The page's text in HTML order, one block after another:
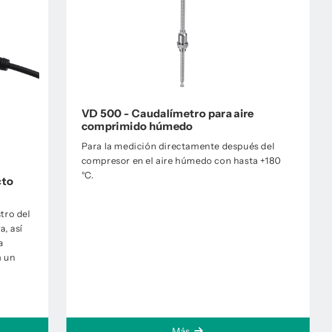
del
así
un
VD 500 - Caudalímetro para aire
comprimido húmedo
Para la medición directamente después del
compresor en el aire húmedo con hasta +180
°C.